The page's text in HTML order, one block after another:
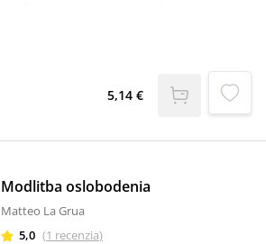
modlitby. Akoby tu pristupovali k duši
každého, akoby zopäli ruky, pozdvihli zrak k
ti to duševným požehnaním.“ (D. Helander)
5,14 €
Modlitba oslobodenia
Matteo La Grua
5,0 (1 recenzia)